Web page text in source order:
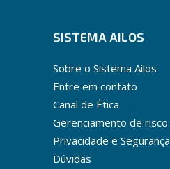
SISTEMA AILOS
Sobre o Sistema Ailos
Entre em contato
Canal de Ética
Gerenciamento de risco
Privacidade e Segurança
Dúvidas